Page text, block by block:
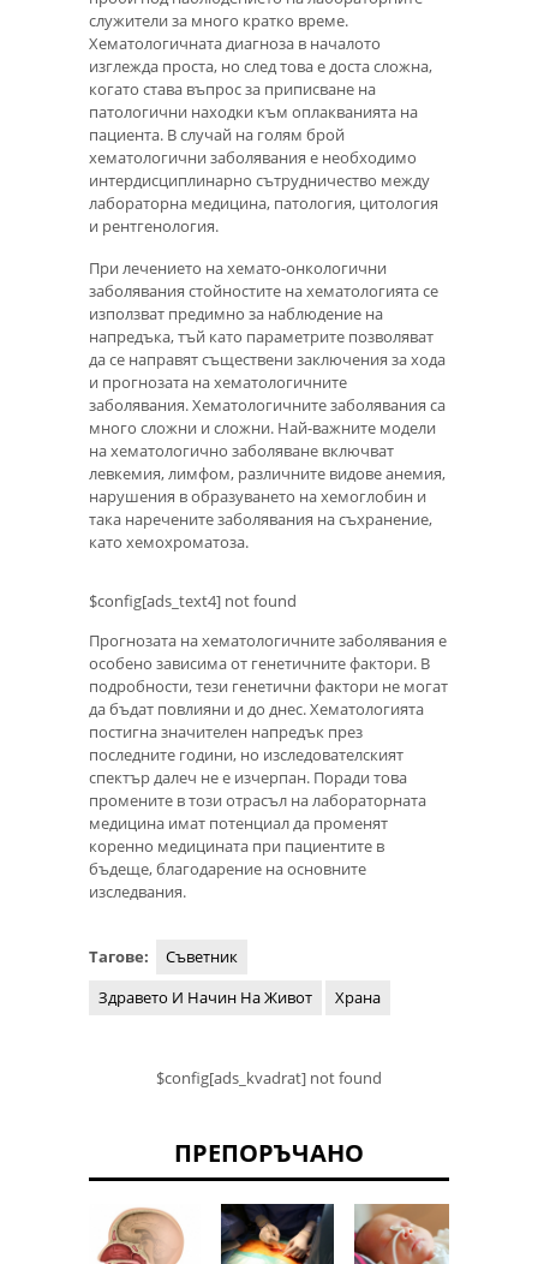
служители за много кратко време.
Хематологичната диагноза в началото
изглежда проста, но след това е доста сложна,
когато става въпрос за приписване на
патологични находки към оплакванията на
пациента. В случай на голям брой
хематологични заболявания е необходимо
интердисциплинарно сътрудничество между
лабораторна медицина, патология, цитология
и рентгенология.
При лечението на хемато-онкологични
заболявания стойностите на хематологията се
използват предимно за наблюдение на
напредъка, тъй като параметрите позволяват
да се направят съществени заключения за хода
и прогнозата на хематологичните
заболявания. Хематологичните заболявания са
много сложни и сложни. Най-важните модели
на хематологично заболяване включват
левкемия, лимфом, различните видове анемия,
нарушения в образуването на хемоглобин и
така наречените заболявания на съхранение,
като хемохроматоза.
$config[ads_text4] not found
Прогнозата на хематологичните заболявания е
особено зависима от генетичните фактори. В
подробности, тези генетични фактори не могат
да бъдат повлияни и до днес. Хематологията
постигна значителен напредък през
последните години, но изследователският
спектър далеч не е изчерпан. Поради това
промените в този отрасъл на лабораторната
медицина имат потенциал да променят
коренно медицината при пациентите в
бъдеще, благодарение на основните
изследвания.
Тагове:
Съветник
Здравето И Начин На Живот
Храна
$config[ads_kvadrat] not found
ПРЕПОРЪЧАНО